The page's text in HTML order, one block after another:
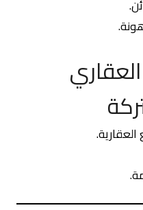
العقاري